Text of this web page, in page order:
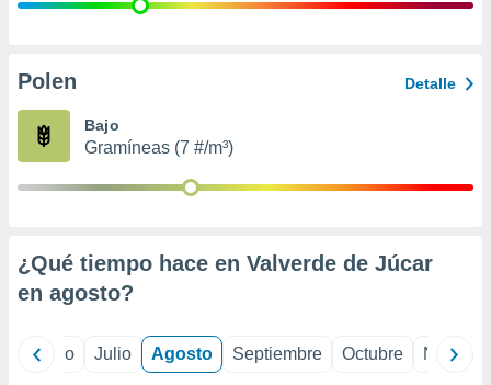
publicidad
de
Polen Detalle
Bajo
Gramíneas (7 #/m³)
¿Qué tiempo hace en Valverde de Júcar
en agosto?
Junio Julio Agosto Septiembre Octubre